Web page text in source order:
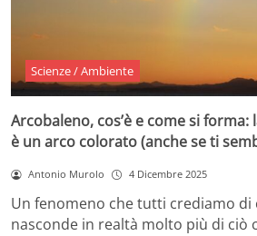
Scienze / Ambiente
Arcobaleno, cos’è e come si forma:
è un arco colorato (anche se ti
Antonio Murolo 4 Dicembre 2025
Un fenomeno che tutti crediamo di
nasconde in realtà molto più di ciò